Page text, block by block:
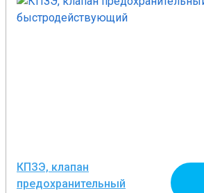
КПЗЭ, клапан
предохранительный